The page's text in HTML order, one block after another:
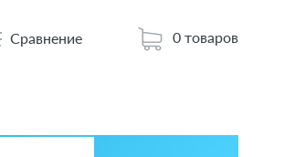
Сравнение 0 товаров